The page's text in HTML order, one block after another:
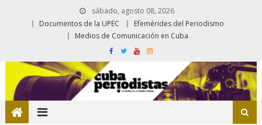
sábado, agosto 08, 2026
Documentos de la UPEC
Efemérides del Periodismo
Medios de Comunicación en Cuba